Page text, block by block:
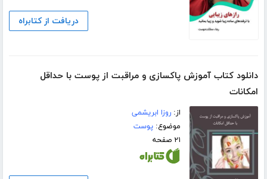
دریافت از کتابراه
دانلود کتاب آموزش پاکسازی و مراقبت از پوست با حداقل
امکانات
از:روزا ابریشمی
موضوع:پوست
۲۱ صفحه